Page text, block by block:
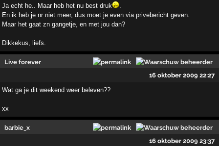
Ja echt he.. Maar heb het nu best druk
.
En ik heb je nr niet meer, dus moet je even via privebericht geven.
Maar het gaat zn gangetje, en met jou dan?
Dikkekus, liefs.
Live forever
16 oktober 2009 22:27
Wat ga je dit weekend weer beleven??
xx
barbie_x
16 oktober 2009 23:37